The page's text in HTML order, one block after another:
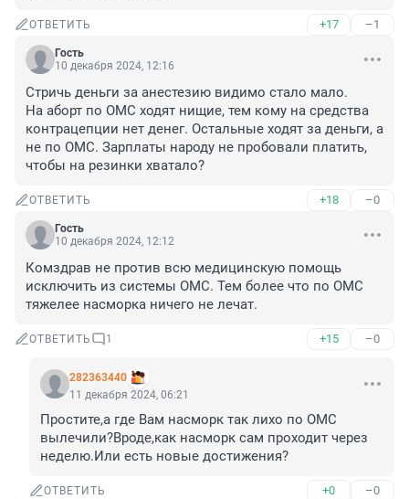
ОТВЕТИТЬ +17 –1
Гость
10 декабря 2024, 12:16
Стричь деньги за анестезию видимо стало мало.
На аборт по ОМС ходят нищие, тем кому на средства
контрацепции нет денег. Остальные ходят за деньги, а
не по ОМС. Зарплаты народу не пробовали платить,
чтобы на резинки хватало?
ОТВЕТИТЬ +18 –0
Гость
10 декабря 2024, 12:12
Комздрав не против всю медицинскую помощь
исключить из системы ОМС. Тем более что по ОМС
тяжелее насморка ничего не лечат.
ОТВЕТИТЬ 1 +15 –0
282363440
11 декабря 2024, 06:21
Простите,а где Вам насморк так лихо по ОМС
вылечили?Вроде,как насморк сам проходит через
неделю.Или есть новые достижения?
ОТВЕТИТЬ +0 –0